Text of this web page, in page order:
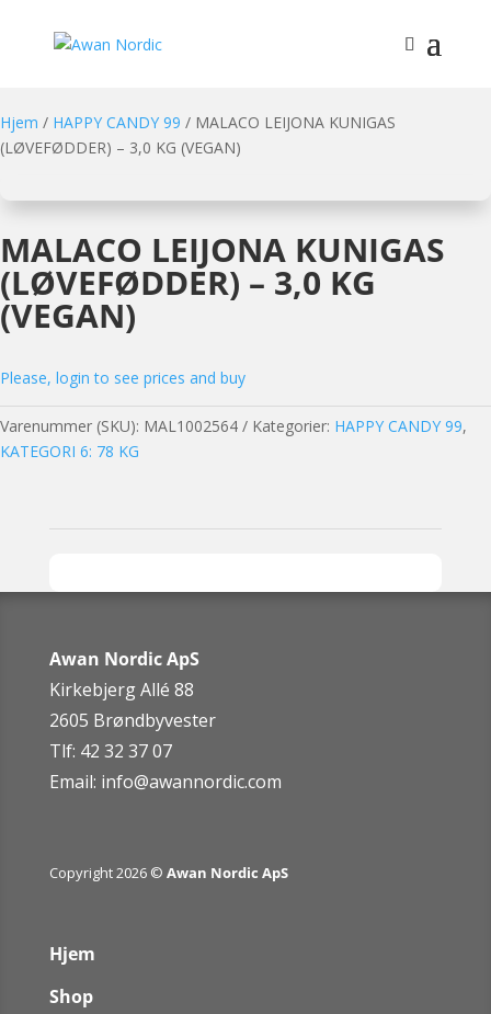
Hjem / HAPPY CANDY 99 / MALACO LEIJONA KUNIGAS
(LØVEFØDDER) – 3,0 KG (VEGAN)
MALACO LEIJONA KUNIGAS
(LØVEFØDDER) – 3,0 KG
(VEGAN)
Please, login to see prices and buy
Varenummer (SKU): MAL1002564 Kategorier: HAPPY CANDY 99,
KATEGORI 6: 78 KG
Awan Nordic ApS
Kirkebjerg Allé 88
2605 Brøndbyvester
Tlf: 42 32 37 07
Email: info@awannordic.com
Copyright 2026 © Awan Nordic ApS
Hjem
Shop